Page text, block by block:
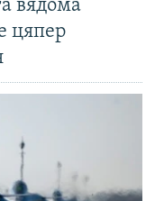
вядома
цяпер